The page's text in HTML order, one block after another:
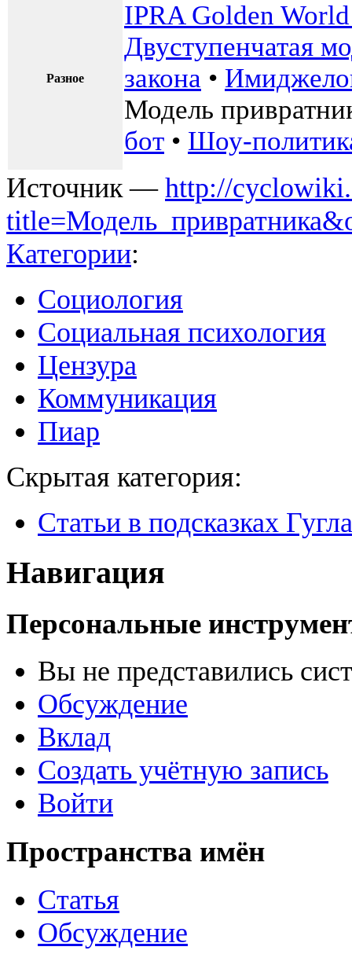
Разное
IPRA Golden
Двуступенчатая
закона •
Модель
бот • Шоу-
Источник — http://
Категории:
Социология
Социальная психология
Цензура
Коммуникация
Пиар
Скрытая категория:
Статьи в подсказках Гугла
Навигация
Персональные
Вы не представились
Обсуждение
Вклад
Создать учётную запись
Войти
Пространства имён
Статья
Обсуждение